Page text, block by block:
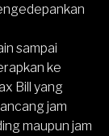
sampai
ke
Bill yang
jam
maupun jam